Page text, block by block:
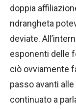
doppia
ndrangheta
deviate.
esponenti delle
ciò ovviamente
passo avanti alle
continuato a